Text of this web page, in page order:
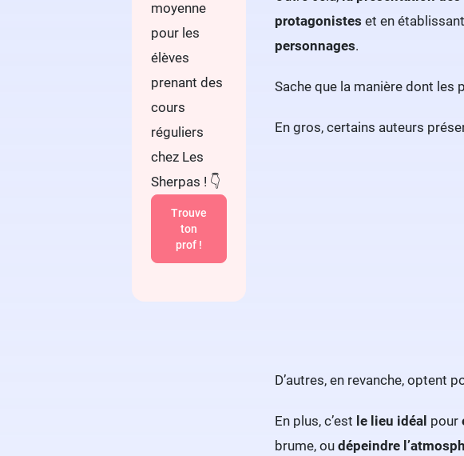
protagonistes et en
personnages.
Sache que la manière dont
En gros, certains auteurs
D’autres, en revanche, optent
En plus, c’est le lieu idéal pour
brume, ou dépeindre
moyenne
pour les
élèves
prenant des
cours
réguliers
chez Les
Sherpas ! 👇
Trouve
ton
prof !